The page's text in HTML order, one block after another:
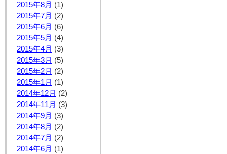
2015年8月 (1)
2015年7月 (2)
2015年6月 (6)
2015年5月 (4)
2015年4月 (3)
2015年3月 (5)
2015年2月 (2)
2015年1月 (1)
2014年12月 (2)
2014年11月 (3)
2014年9月 (3)
2014年8月 (2)
2014年7月 (2)
2014年6月 (1)